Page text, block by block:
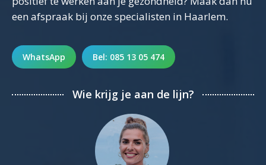
een afspraak bij onze specialisten in Haarlem.
WhatsApp Bel: 085 13 05 474
Wie krijg je aan de lijn?